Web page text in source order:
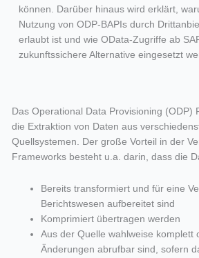
können. Darüber hinaus wird erklärt,
Nutzung von ODP-BAPIs durch
erlaubt ist und wie OData-Zugriffe ab
zukunftssichere Alternative eingesetzt
Das Operational Data Provisioning (ODP)
die Extraktion von Daten aus
Quellsystemen. Der große Vorteil in der
Frameworks besteht u.a. darin, dass die
Bereits transformiert und für eine
Berichtswesen aufbereitet sind
Komprimiert übertragen werden
Aus der Quelle wahlweise komplett
Änderungen abrufbar sind, sofern